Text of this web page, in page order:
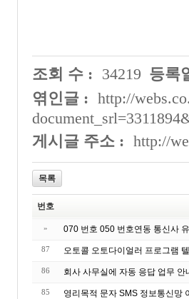
조회 수 : 34219 등록
엮인글 : http://
게시글 주소 : http://
목록
번호
» 070 번호 050 번호연동 통신사
87 오토콜 오토다이얼러 프로그램
86 회사 사무실에 자동
85 영리목적 문자